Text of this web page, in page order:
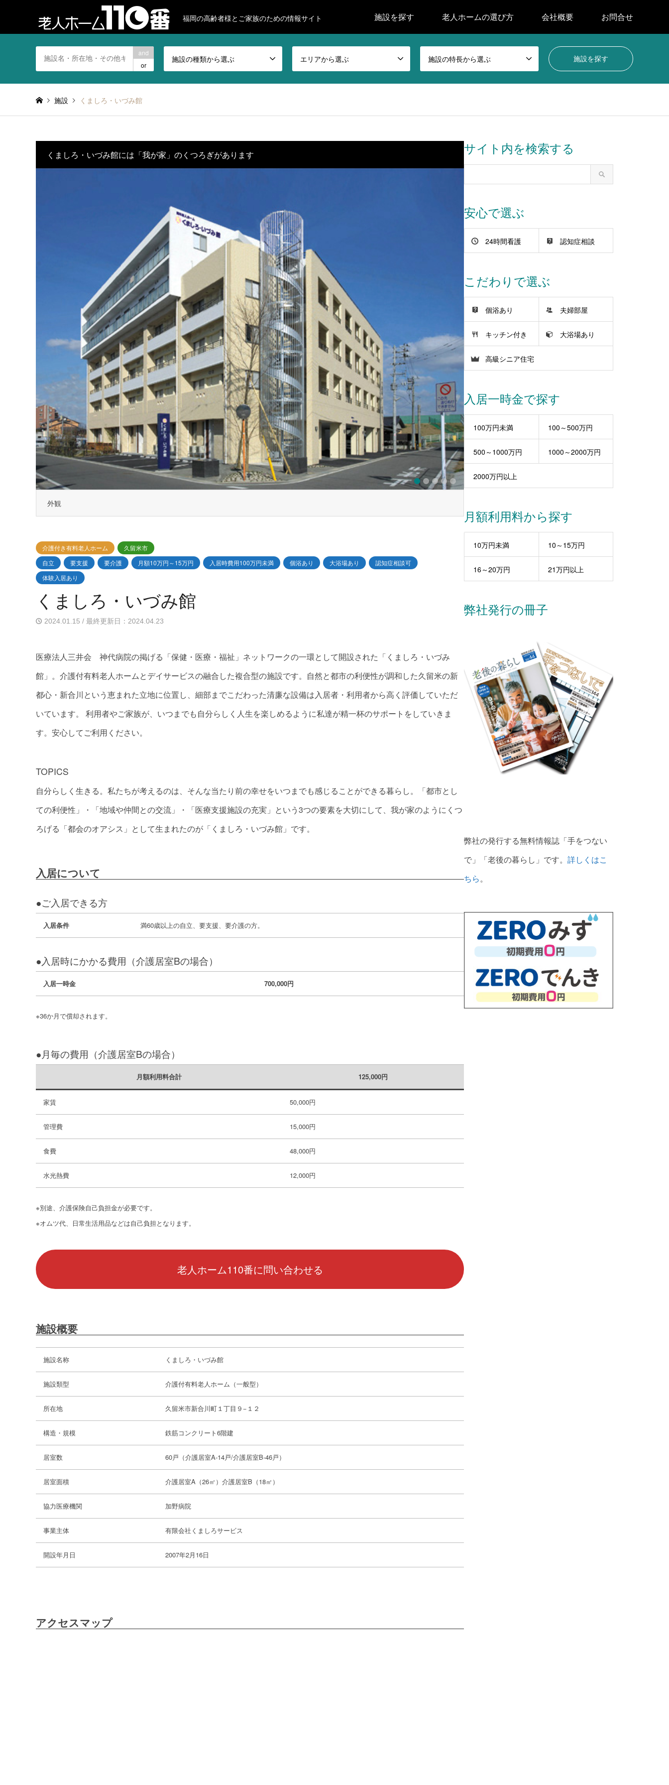
福岡の高齢者様とご家族のための情報サイト 施設を探す 老人ホームの選び方 会社概要 お問合せ
and
or
施設の種類から選ぶ エリアから選ぶ 施設の特長から選ぶ
施設 くましろ・いづみ館
くましろ・いづみ館には「我が家」のくつろぎがあります
外観
介護付き有料老人ホーム
久留米市
自立
要支援 要介護 月額10万円～15万円 入居時費用100万円未満 個浴あり 大浴場あり
認知症相談可
体験入居あり
くましろ・いづみ館
2024.01.15 / 最終更新日：2024.04.23
医療法人三井会 神代病院の掲げる「保健・医療・福祉」ネットワークの一環として開設された「くましろ・いづみ
館」。介護付有料老人ホームとデイサービスの融合した複合型の施設です。自然と都市の利便性が調和した久留米の新
都心・新合川という恵まれた立地に位置し、細部までこだわった清廉な設備は入居者・利用者から高く評価していただ
いています。 利用者やご家族が、いつまでも自分らしく人生を楽しめるように私達が精一杯のサポートをしていきま
す。安心してご利用ください。
TOPICS
自分らしく生きる。私たちが考えるのは、そんな当たり前の幸せをいつまでも感じることができる暮らし。「都市とし
ての利便性」・「地域や仲間との交流」・「医療支援施設の充実」という3つの要素を大切にして、我が家のようにくつ
ろげる「都会のオアシス」として生まれたのが「くましろ・いづみ館」です。
入居について
●ご入居できる方
入居条件 満60歳以上の自立、要支援、要介護の方。
●入居時にかかる費用（介護居室Bの場合）
入居一時金 700,000円
※36か月で償却されます。
●月毎の費用（介護居室Bの場合）
月額利用料合計 125,000円
家賃 50,000円
管理費 15,000円
食費 48,000円
水光熱費 12,000円
※別途、介護保険自己負担金が必要です。
※オムツ代、日常生活用品などは自己負担となります。
老人ホーム110番に問い合わせる
施設概要
施設名称 くましろ・いづみ館
施設類型 介護付有料老人ホーム（一般型）
所在地 久留米市新合川町１丁目９−１２
構造・規模 鉄筋コンクリート6階建
居室数 60戸（介護居室A-14戸/介護居室B-46戸）
居室面積 介護居室A（26㎡）介護居室B（18㎡）
協力医療機関 加野病院
事業主体 有限会社くましろサービス
開設年月日 2007年2月16日
アクセスマップ
サイト内を検索する
安心で選ぶ
24時間看護 認知症相談
こだわりで選ぶ
個浴あり 夫婦部屋
キッチン付き 大浴場あり
高級シニア住宅
入居一時金で探す
100万円未満 100～500万円
500～1000万円 1000～2000万円
2000万円以上
月額利用料から探す
10万円未満 10～15万円
16～20万円 21万円以上
弊社発行の冊子
弊社の発行する無料情報誌「手をつない
で」「老後の暮らし」です。 詳しくはこ
ちら。